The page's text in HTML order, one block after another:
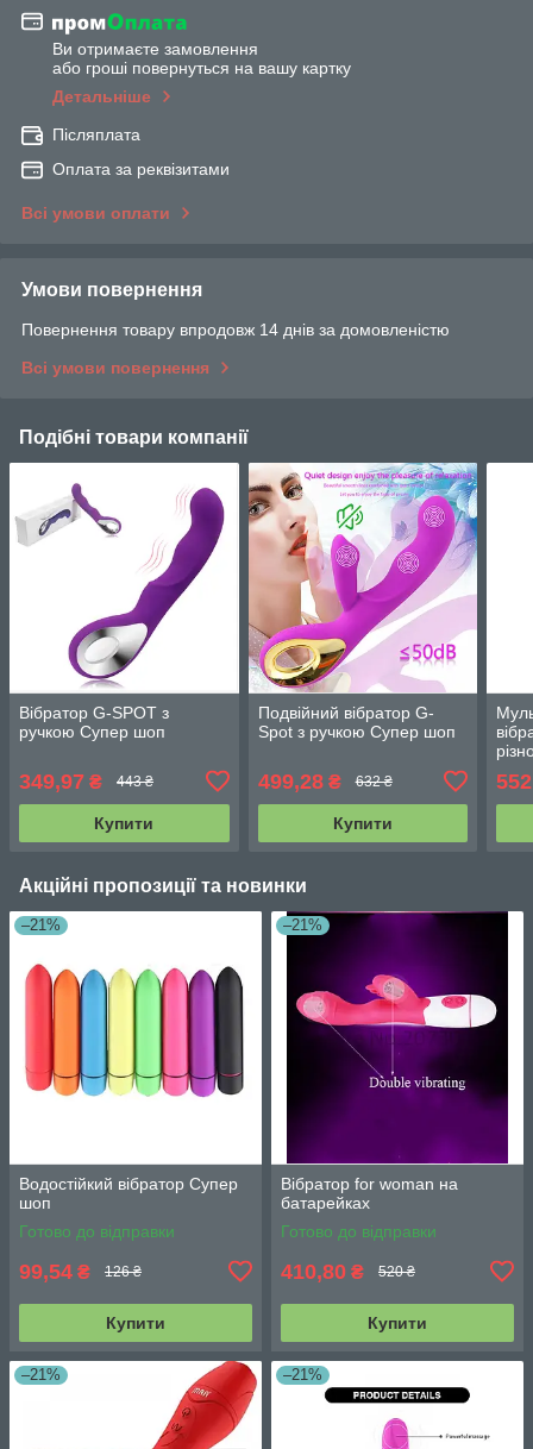
Ви отримаєте замовлення
або гроші повернуться на вашу картку
Детальніше
Післяплата
Оплата за реквізитами
Всі умови оплати
Умови повернення
Повернення товару впродовж 14 днів за домовленістю
Всі умови повернення
Подібні товари компанії
Вібратор G-SPOT з
ручкою Супер шоп
349,97 ₴ 443 ₴
Купити
Подвійний вібратор G-
Spot з ручкою Супер шоп
499,28₴ 632 ₴
Купити
Акційні пропозиції та новинки
–21%
Водостійкий вібратор Супер
шоп
Готово до відправки
99,54 ₴ 126 ₴
Купити
–21%
Вібратор for woman на
батарейках
Готово до відправки
410,80 ₴ 520 ₴
Купити
–21% –21%